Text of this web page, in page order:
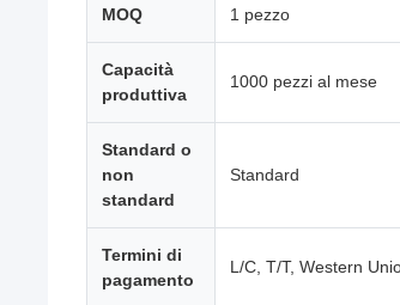
MOQ 1 pezzo
Capacità
produttiva
1000 pezzi al mese
Standard o
non
standard
Standard
Termini di
pagamento
L/C, T/T, Western